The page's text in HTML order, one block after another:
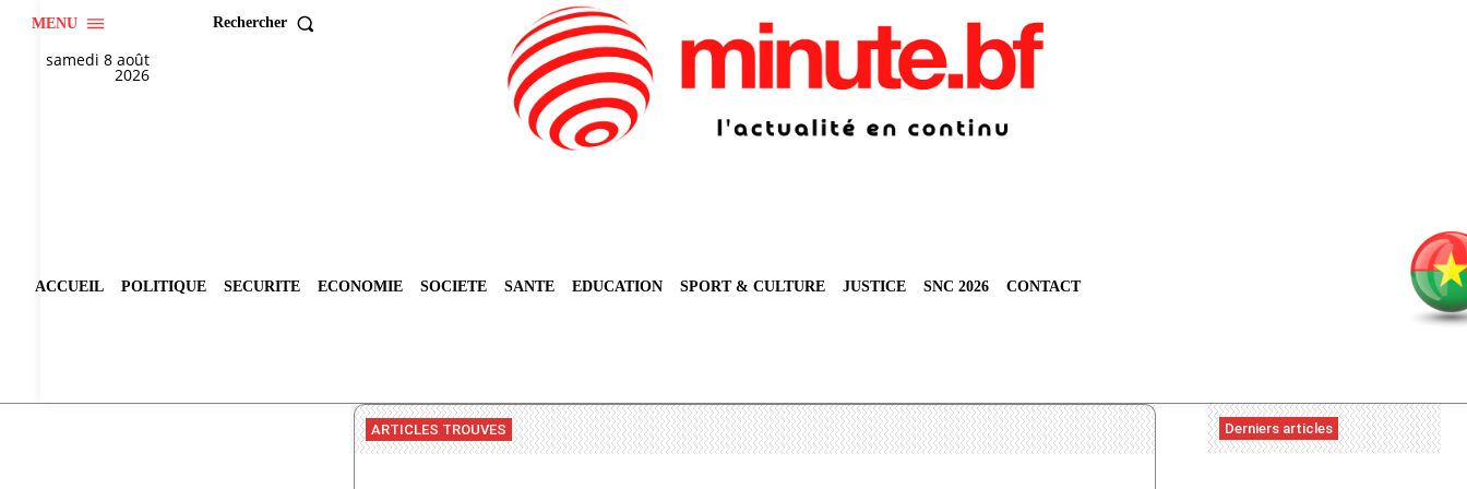
MENU Rechercher
samedi 8 août
2026
ACCUEIL POLITIQUE SECURITE ECONOMIE SOCIETE SANTE EDUCATION SPORT & CULTURE JUSTICE SNC 2026 CONTACT
ARTICLES TROUVES Derniers articles